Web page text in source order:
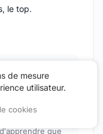
le top.
pour votre
que
de mesure
utilisateur.
cookies